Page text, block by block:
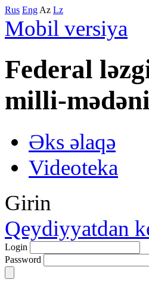
Rus Eng Az Lz
Mobil versiya
Federal
milli-
Əks əlaqə
Videoteka
Girin
Qeydiyyatdan
Login
Password